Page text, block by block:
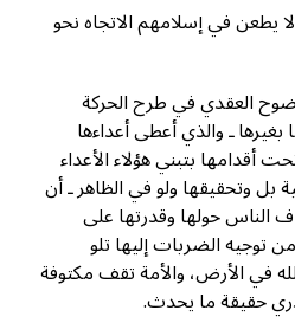
يطعن في إسلامهم الاتجاه نحو
العقدي في طرح الحركة
ـ والذي أعطى أعداءها
بتبني هؤلاء الأعداء
بل وتحقيقها ولو في الظاهر ـ أن
الناس حولها وقدرتها على
توجيه الضربات إليها تلو
في الأرض، والأمة تقف مكتوفة
حقيقة ما يحدث.